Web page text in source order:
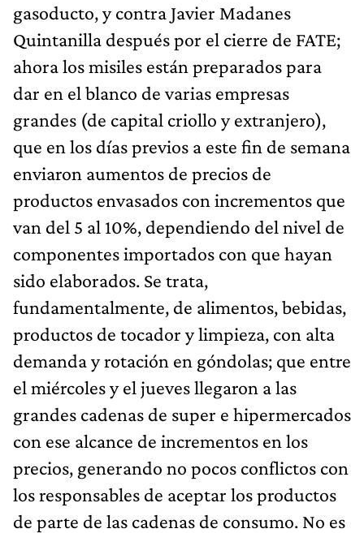
gasoducto, y contra Javier Madanes
Quintanilla después por el cierre de FATE;
ahora los misiles están preparados para
dar en el blanco de varias empresas
grandes (de capital criollo y extranjero),
que en los días previos a este fin de semana
enviaron aumentos de precios de
productos envasados con incrementos que
van del 5 al 10%, dependiendo del nivel de
componentes importados con que hayan
sido elaborados. Se trata,
fundamentalmente, de alimentos, bebidas,
productos de tocador y limpieza, con alta
demanda y rotación en góndolas; que entre
el miércoles y el jueves llegaron a las
grandes cadenas de super e hipermercados
con ese alcance de incrementos en los
precios, generando no pocos conflictos con
los responsables de aceptar los productos
de parte de las cadenas de consumo. No es